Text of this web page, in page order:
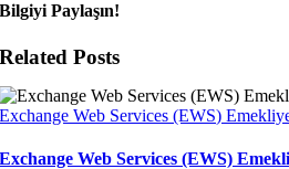
Bilgiyi Paylaşın!
Related Posts
Exchange Web Services (EWS)
Exchange Web Services (EWS)